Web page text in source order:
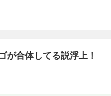
が合体してる説浮上！